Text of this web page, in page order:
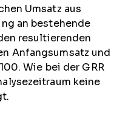
Umsatz aus
an bestehende
resultierenden
Anfangsumsatz und
Wie bei der GRR
keine